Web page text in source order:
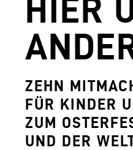
FERDINANDEUM
HOFKIRCHE
DAS TIROL
ZEUGHAUS
AGUNTUM
HIER
ZEHN
FÜR KINDER
ZUM
UND DER